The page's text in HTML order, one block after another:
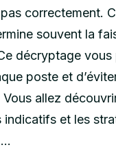
correctement.
souvent la
décryptage
poste et
allez
indicatifs et les
…